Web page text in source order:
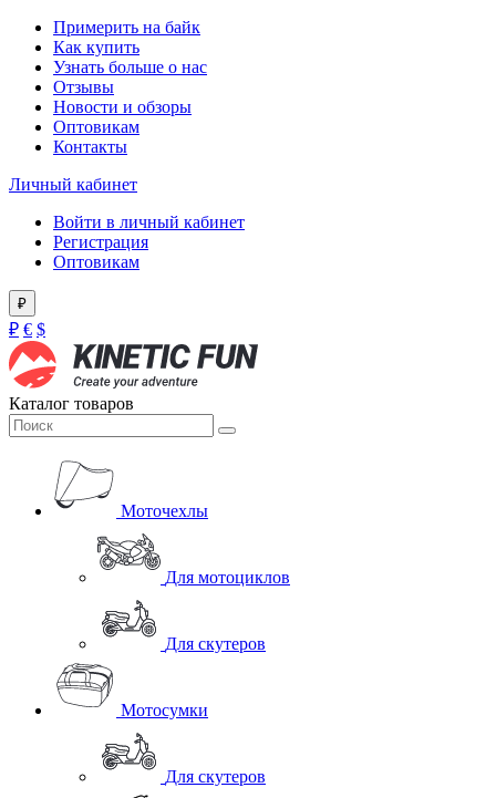
Примерить на байк
Как купить
Узнать больше о нас
Отзывы
Новости и обзоры
Оптовикам
Контакты
Личный кабинет
Войти в личный кабинет
Регистрация
Оптовикам
₽
₽ € $
Каталог товаров
Моточехлы
Для мотоциклов
Для скутеров
Мотосумки
Для скутеров